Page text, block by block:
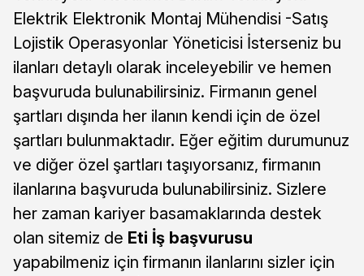
Elektrik Elektronik Montaj Mühendisi -Satış
Lojistik Operasyonlar Yöneticisi İsterseniz bu
ilanları detaylı olarak inceleyebilir ve hemen
başvuruda bulunabilirsiniz. Firmanın genel
şartları dışında her ilanın kendi için de özel
şartları bulunmaktadır. Eğer eğitim durumunuz
ve diğer özel şartları taşıyorsanız, firmanın
ilanlarına başvuruda bulunabilirsiniz. Sizlere
her zaman kariyer basamaklarında destek
olan sitemiz de Eti İş başvurusu
yapabilmeniz için firmanın ilanlarını sizler için